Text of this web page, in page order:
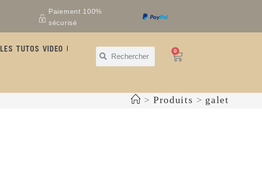
Paiement 100%
sécurisé
LES TUTOS VIDEO
0
> Produits > galet